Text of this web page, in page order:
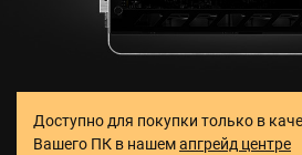
Доступно для покупки только в
Вашего ПК в нашемапгрейд центре